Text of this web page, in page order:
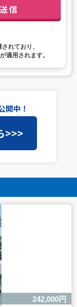
む）のため
って個人情報
、個人情報保
正管理・機密
実施させま
報の開示等（利
除、利用の停
して、下記の
。その際、当
えで、合理的
日を除く
れており、
が適用されます。
開中！
>>>
242,000円